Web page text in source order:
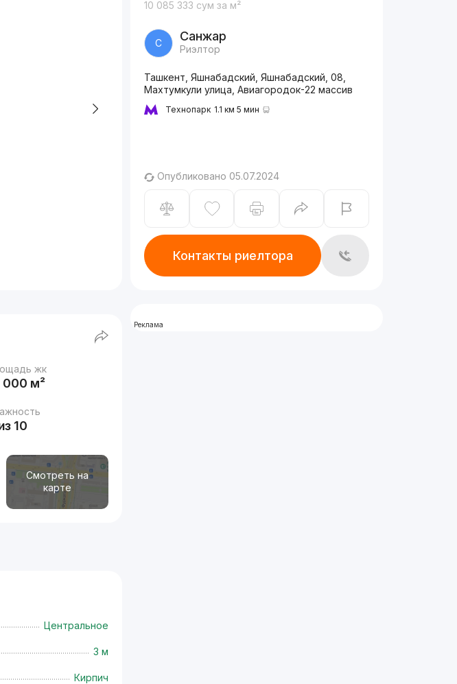
жк
000 м²
10
Смотреть на
карте
Центральное
3 м
Кирпич
10 085 333 сум за м²
С Санжар
Риэлтор
Ташкент, Яшнабадский, Яшнабадский, 08,
Махтумкули улица, Авиагородок-22 массив
Технопарк 1.1 км 5 мин
Опубликовано 05.07.2024
Контакты риелтора
Реклама